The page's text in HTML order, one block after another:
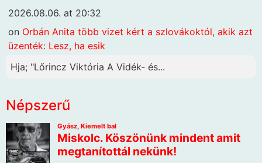
2026.08.06. at 20:32
on Orbán Anita több vizet kért a szlovákoktól, akik azt
üzenték: Lesz, ha esik
Hja; "Lőrincz Viktória A Vidék- és...
Népszerű